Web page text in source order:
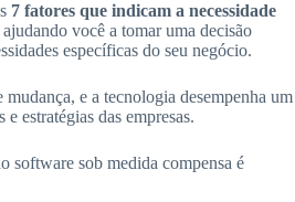
7 fatores que indicam a necessidade
ajudando você a tomar uma decisão
específicas do seu negócio.
mudança, e a tecnologia desempenha um
e estratégias das empresas.
software sob medida compensa é